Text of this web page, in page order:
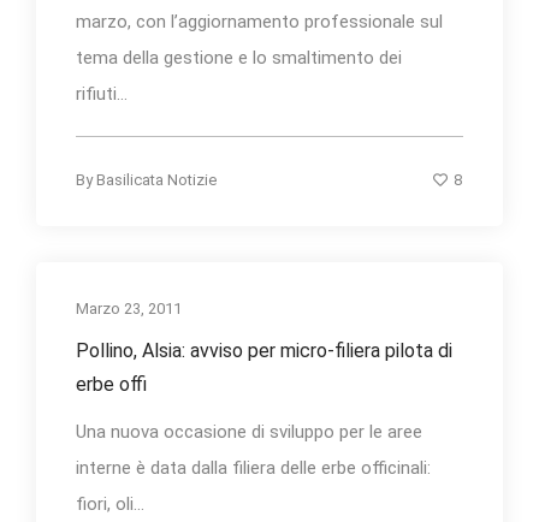
marzo, con l’aggiornamento professionale sul
tema della gestione e lo smaltimento dei
rifiuti...
By Basilicata Notizie 8
Marzo 23, 2011
Pollino, Alsia: avviso per micro-filiera pilota di
erbe offi
Una nuova occasione di sviluppo per le aree
interne è data dalla filiera delle erbe officinali:
fiori, oli...